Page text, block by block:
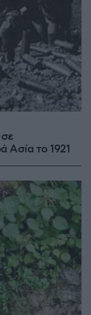
Ασία το 1921